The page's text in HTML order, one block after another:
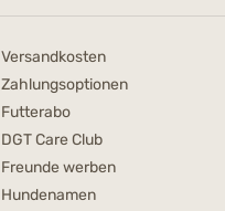
Versandkosten
Zahlungsoptionen
Futterabo
DGT Care Club
Freunde werben
Hundenamen